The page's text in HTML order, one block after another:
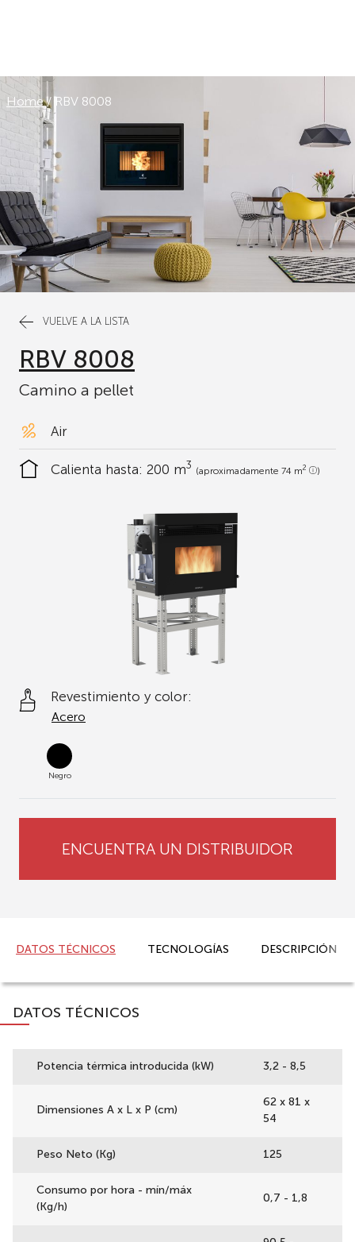
Home/RBV 8008
VUELVE A LA LISTA
RBV 8008
Camino a pellet
Air
Calienta hasta: 200 m3 (aproximadamente 74 m2 )
Revestimiento y color:
Acero
Negro
ENCUENTRA UN DISTRIBUIDOR
DATOS TÉCNICOS TECNOLOGÍAS DESCRIPCIÓN
DATOS TÉCNICOS
Potencia térmica introducida (kW) 3,2 - 8,5
Dimensiones A x L x P (cm)
62 x 81 x
54
Peso Neto (Kg) 125
Consumo por hora - mín/máx
(Kg/h)
0,7 - 1,8